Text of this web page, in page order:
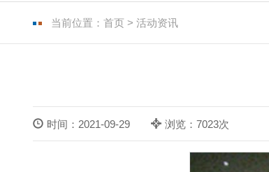
当前位置： 首页 > 活动资讯
时间：2021-09-29 浏览：7023次